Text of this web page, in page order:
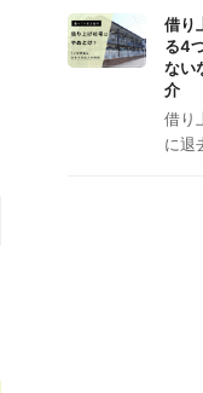
借り
る4
ない
介
借り
に退